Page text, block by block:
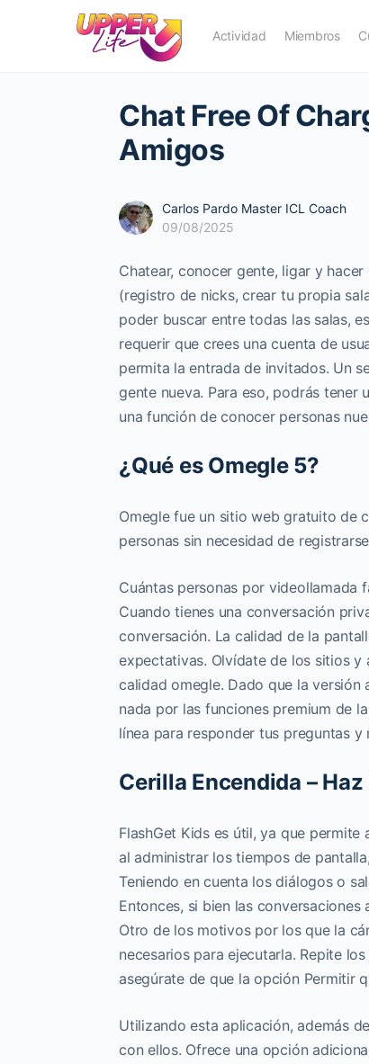
Actividad Miembros
Chat Free Of
Amigos
Carlos Pardo Master ICL Coach
09/08/2025
Chatear, conocer gente, ligar y
(registro de nicks, crear tu propia
poder buscar entre todas las salas,
requerir que crees una cuenta de
permita la entrada de invitados. Un
gente nueva. Para eso, podrás
una función de conocer personas
¿Qué es Omegle 5?
Omegle fue un sitio web gratuito de
personas sin necesidad de
Cuántas personas por videollamada
Cuando tienes una conversación
conversación. La calidad de la
expectativas. Olvídate de los sitios y
calidad omegle. Dado que la
nada por las funciones premium de
línea para responder tus preguntas
Cerilla Encendida –
FlashGet Kids es útil, ya que
al administrar los tiempos de
Teniendo en cuenta los diálogos o
Entonces, si bien las
Otro de los motivos por los que la
necesarios para ejecutarla. Repite
asegúrate de que la opción Permitir
Utilizando esta aplicación, además
con ellos. Ofrece una opción